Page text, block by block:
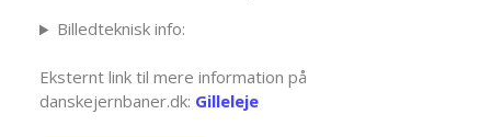
Billedteknisk info:
Eksternt link til mere information på
danskejernbaner.dk: Gilleleje